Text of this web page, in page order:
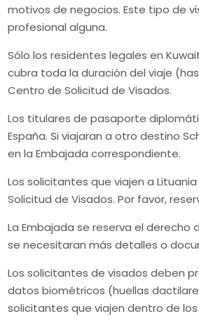
motivos de negocios. Este tipo de
profesional alguna.
Sólo los residentes legales en
cubra toda la duración del viaje
Centro de Solicitud de Visados.
Los titulares de pasaporte
España. Si viajaran a otro destino
en la Embajada correspondiente.
Los solicitantes que viajen a
Solicitud de Visados. Por favor,
La Embajada se reserva el
se necesitaran más detalles o
Los solicitantes de visados deben
datos biométricos (huellas
solicitantes que viajen dentro de